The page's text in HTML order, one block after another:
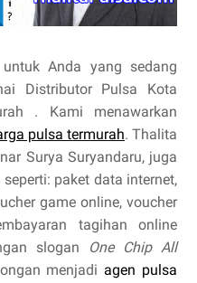
Anda yang sedang
Distributor Pulsa Kota
. Kami menawarkan
pulsa termurah. Thalita
Surya Suryandaru, juga
paket data internet,
game online, voucher
tagihan online
slogan
One Chip All
menjadi agen pulsa